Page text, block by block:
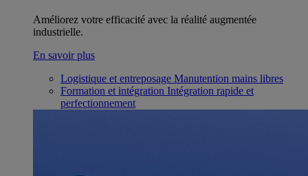
Améliorez votre efficacité avec la réalité augmentée
industrielle.
En savoir plus
Logistique et entreposage Manutention mains libres
Formation et intégration Intégration rapide et
perfectionnement